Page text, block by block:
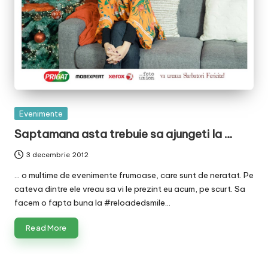
Posted
Evenimente
Saptamana asta trebuie sa ajungeti la …
3 decembrie 2012
... o multime de evenimente frumoase, care sunt de neratat. Pe
cateva dintre ele vreau sa vi le prezint eu acum, pe scurt. Sa
facem o fapta buna la #reloadedsmile…
Read More